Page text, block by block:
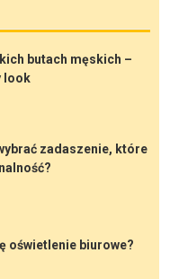
butach męskich –
look
zadaszenie, które
oświetlenie biurowe?